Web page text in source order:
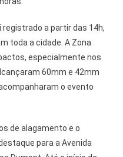
a partir das 14h,
toda a cidade. A Zona
especialmente nos
60mm e 42mm
o evento
de alagamento e o
para a Avenida